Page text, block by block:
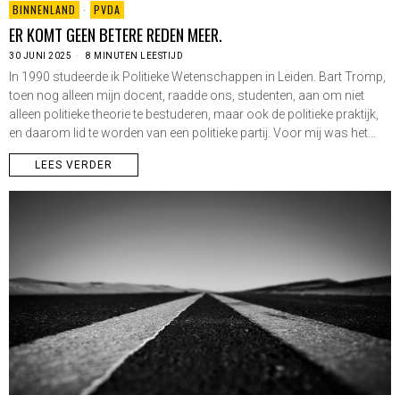
BINNENLAND · PVDA
ER KOMT GEEN BETERE REDEN MEER.
30 JUNI 2025 8 MINUTEN LEESTIJD
In 1990 studeerde ik Politieke Wetenschappen in Leiden. Bart Tromp,
toen nog alleen mijn docent, raadde ons, studenten, aan om niet
alleen politieke theorie te bestuderen, maar ook de politieke praktijk,
en daarom lid te worden van een politieke partij. Voor mij was het…
LEES VERDER